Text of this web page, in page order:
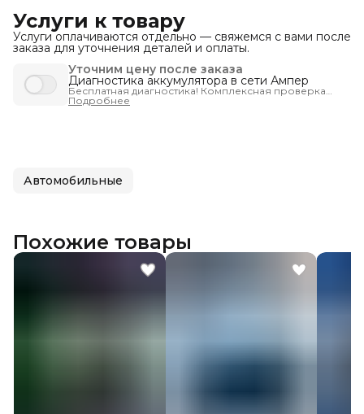
Услуги к товару
Услуги оплачиваются отдельно — свяжемся с вами после
заказа для уточнения деталей и оплаты.
Уточним цену после заказа
Диагностика аккумулятора в сети Ампер
Бесплатная диагностика! Комплексная проверка
запуска автомобиля - чтобы вы были уверены, что
машина заведётся тогда, когда нужно.
Подробнее
Автомобильные
Похожие товары